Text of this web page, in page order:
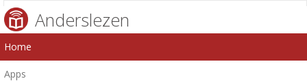
Anderslezen
Home
Apps